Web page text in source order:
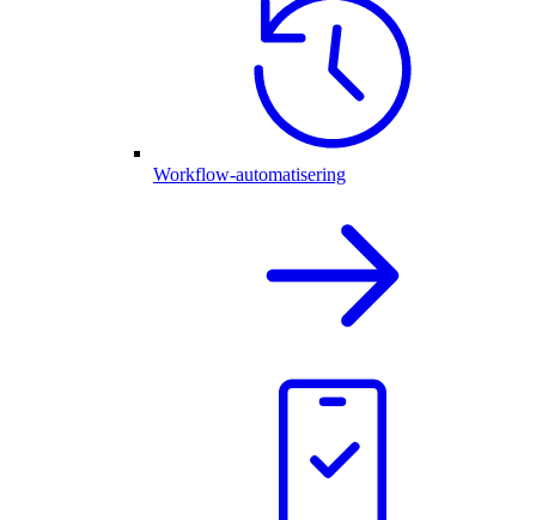
Workflow-automatisering